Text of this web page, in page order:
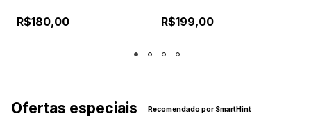
R$180,00
Internos
R$199,00
Ofertas especiais Recomendado por SmartHint